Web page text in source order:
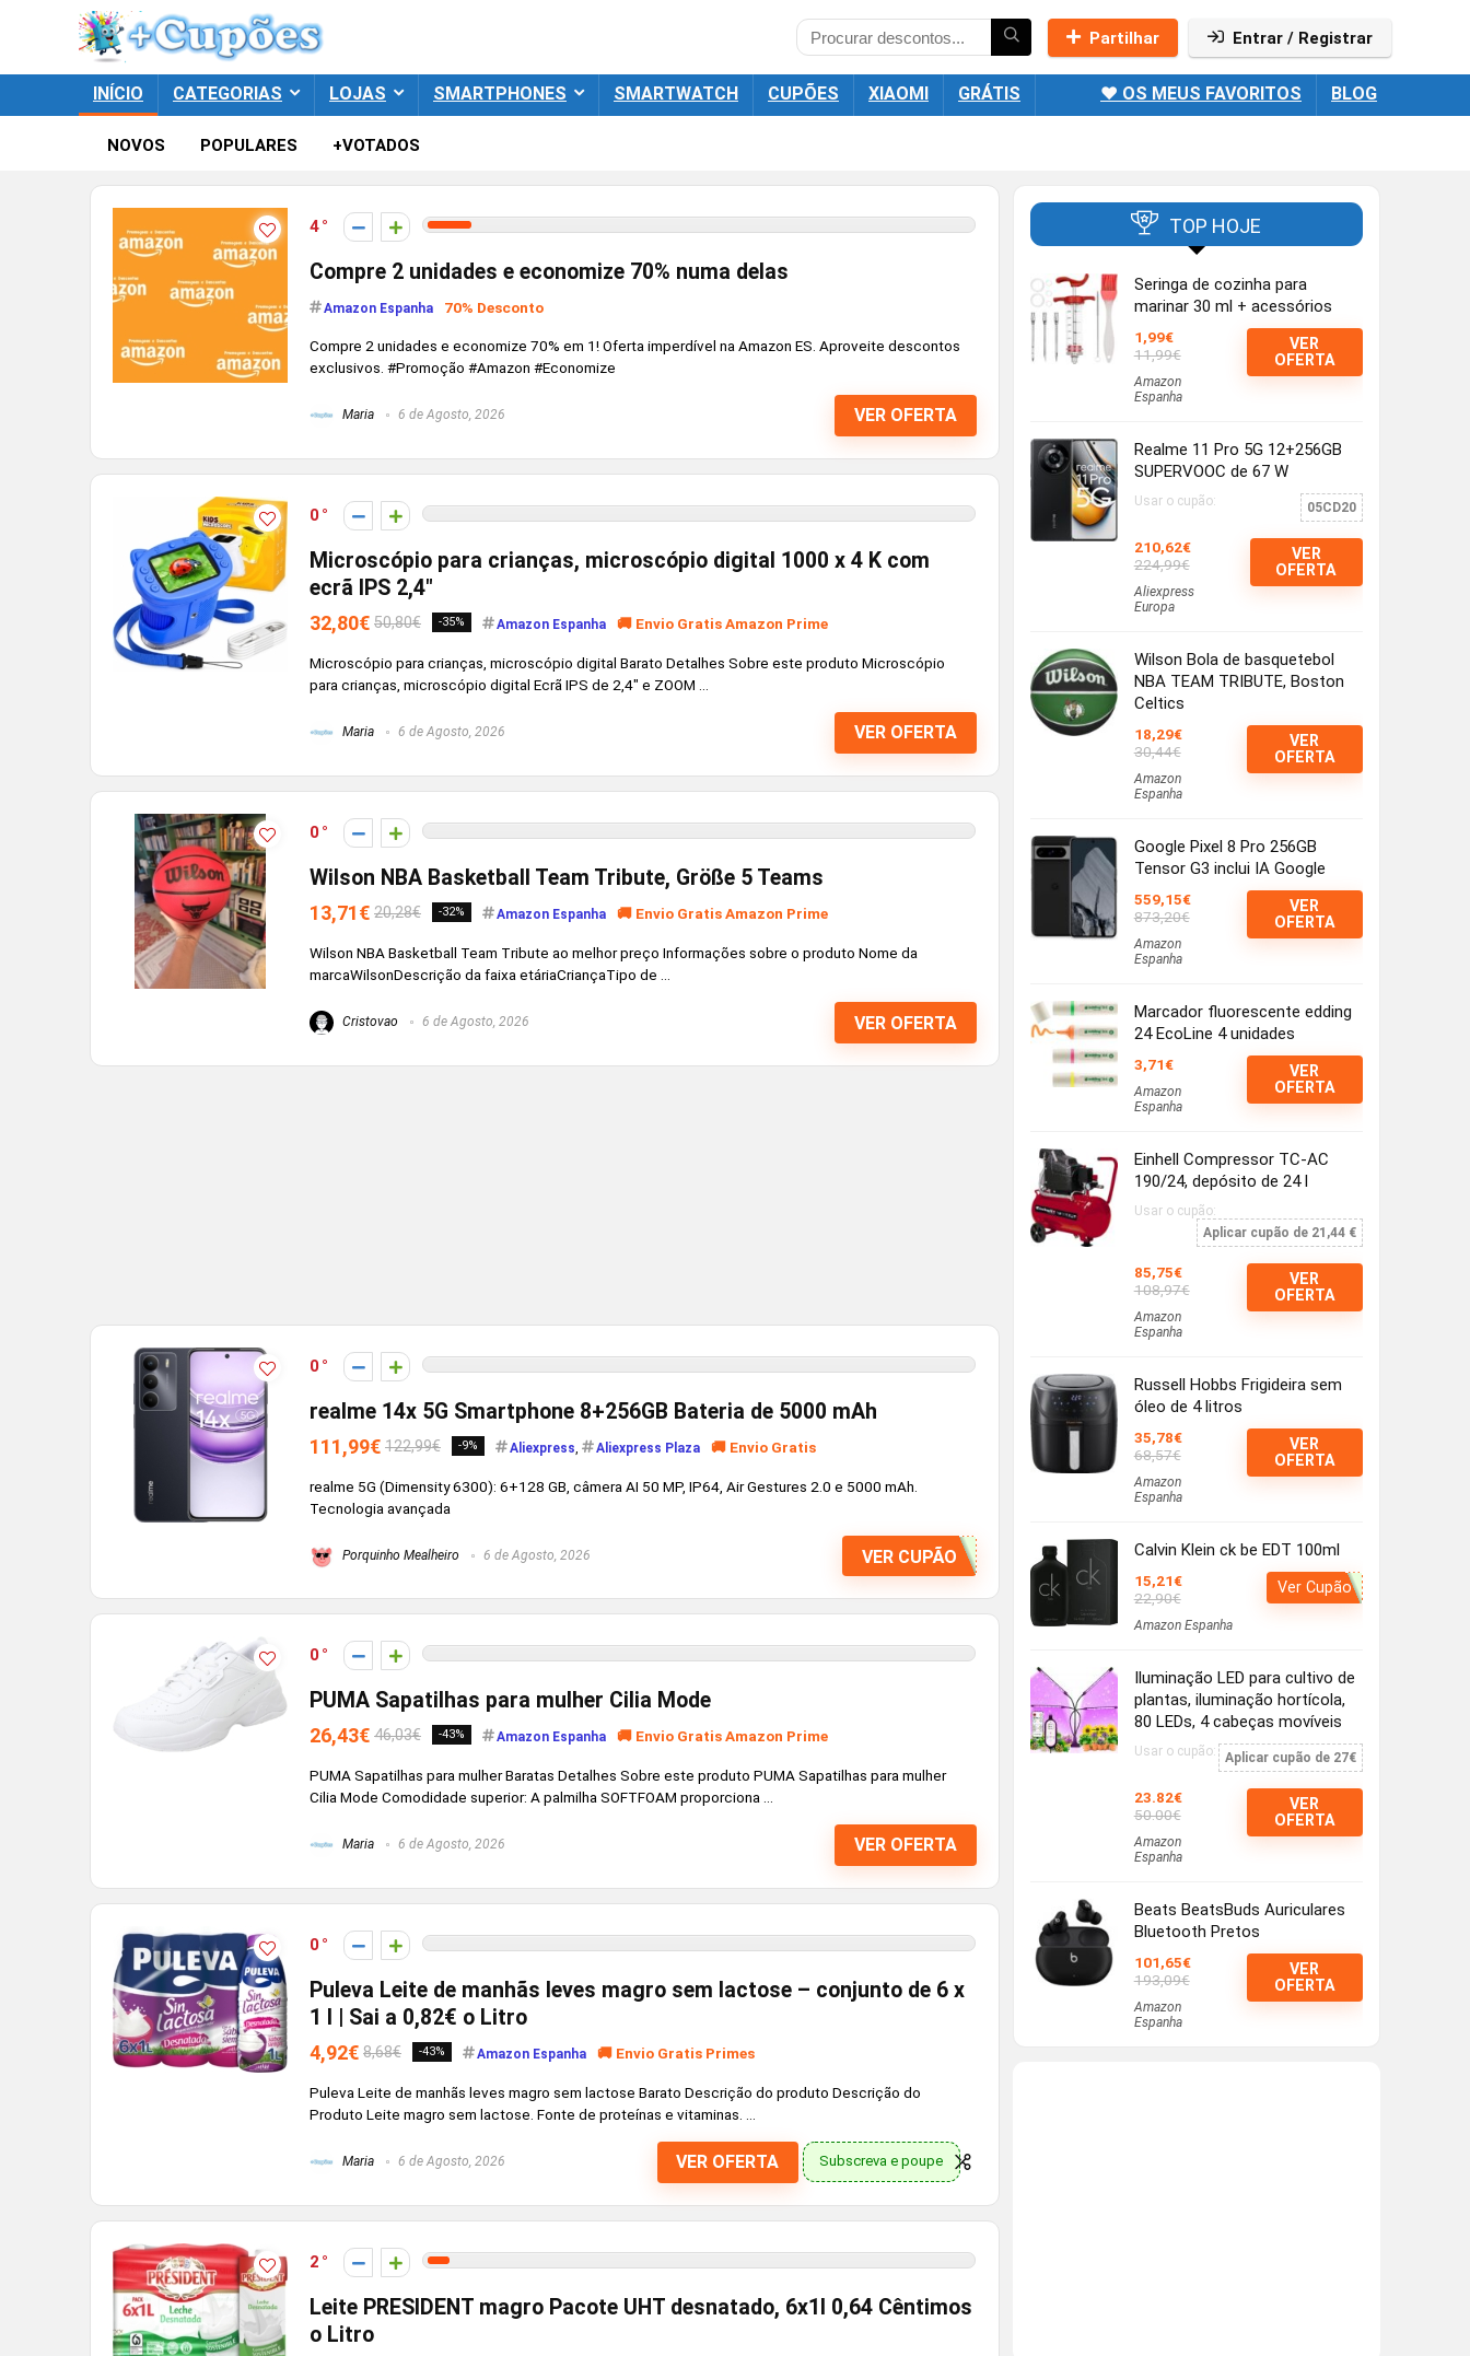
Partilhar Entrar / Registrar
INÍCIO CATEGORIAS LOJAS SMARTPHONES SMARTWATCH CUPÕES XIAOMI GRÁTIS ❤️ OS MEUS FAVORITOS BLOG
NOVOS POPULARES +VOTADOS
4
Compre 2 unidades e economize 70% numa delas
Amazon Espanha 70% Desconto
Compre 2 unidades e economize 70% em 1! Oferta imperdível na Amazon ES. Aproveite descontos
exclusivos. #Promoção #Amazon #Economize
Maria 6 de Agosto, 2026 VER OFERTA
0
Microscópio para crianças, microscópio digital 1000 x 4 K com
ecrã IPS 2,4″
32,80€ 50,80€ -35% Amazon Espanha 🚚 Envio Gratis Amazon Prime
Microscópio para crianças, microscópio digital Barato Detalhes Sobre este produto Microscópio
para crianças, microscópio digital Ecrã IPS de 2,4" e ZOOM ...
Maria 6 de Agosto, 2026 VER OFERTA
0
Wilson NBA Basketball Team Tribute, Größe 5 Teams
13,71€ 20,28€ -32% Amazon Espanha 🚚 Envio Gratis Amazon Prime
Wilson NBA Basketball Team Tribute ao melhor preço Informações sobre o produto Nome da
marcaWilsonDescrição da faixa etáriaCriançaTipo de ...
Cristovao 6 de Agosto, 2026 VER OFERTA
0
realme 14x 5G Smartphone 8+256GB Bateria de 5000 mAh
111,99€ 122,99€ -9% Aliexpress Aliexpress Plaza 🚚 Envio Gratis
realme 5G (Dimensity 6300): 6+128 GB, câmera AI 50 MP, IP64, Air Gestures 2.0 e 5000 mAh.
Tecnologia avançada
Porquinho Mealheiro 6 de Agosto, 2026 VER CUPÃO
0
PUMA Sapatilhas para mulher Cilia Mode
26,43€ 46,03€ -43% Amazon Espanha 🚚 Envio Gratis Amazon Prime
PUMA Sapatilhas para mulher Baratas Detalhes Sobre este produto PUMA Sapatilhas para mulher
Cilia Mode Comodidade superior: A palmilha SOFTFOAM proporciona ...
Maria 6 de Agosto, 2026 VER OFERTA
0
Puleva Leite de manhãs leves magro sem lactose – conjunto de 6 x
1 l | Sai a 0,82€ o Litro
4,92€ 8,68€ -43% Amazon Espanha 🚚 Envio Gratis Primes
Puleva Leite de manhãs leves magro sem lactose Barato Descrição do produto Descrição do
Produto Leite magro sem lactose. Fonte de proteínas e vitaminas. ...
Maria 6 de Agosto, 2026 VER OFERTA Subscreva e poupe
2
Leite PRESIDENT magro Pacote UHT desnatado, 6x1l 0,64 Cêntimos
o Litro
TOP HOJE
Seringa de cozinha para
marinar 30 ml + acessórios
1,99€
11,99€
Amazon
Espanha
VER
OFERTA
Realme 11 Pro 5G 12+256GB
SUPERVOOC de 67 W
Usar o cupão: 05CD20
210,62€
224,99€
Aliexpress
Europa
VER
OFERTA
Wilson Bola de basquetebol
NBA TEAM TRIBUTE, Boston
Celtics
18,29€
30,44€
Amazon
Espanha
VER
OFERTA
Google Pixel 8 Pro 256GB
Tensor G3 inclui IA Google
559,15€
873,20€
Amazon
Espanha
VER
OFERTA
Marcador fluorescente edding
24 EcoLine 4 unidades
3,71€
Amazon
Espanha
VER
OFERTA
Einhell Compressor TC-AC
190/24, depósito de 24 l
Usar o cupão:
Aplicar cupão de 21,44 €
85,75€
108,97€
Amazon
Espanha
VER
OFERTA
Russell Hobbs Frigideira sem
óleo de 4 litros
35,78€
68,57€
Amazon
Espanha
VER
OFERTA
Calvin Klein ck be EDT 100ml
15,21€
22,90€
Amazon Espanha
Ver Cupão
Iluminação LED para cultivo de
plantas, iluminação hortícola,
80 LEDs, 4 cabeças movíveis
Usar o cupão: Aplicar cupão de 27€
23.82€
50.00€
Amazon
Espanha
VER
OFERTA
Beats BeatsBuds Auriculares
Bluetooth Pretos
101,65€
193,09€
Amazon
Espanha
VER
OFERTA